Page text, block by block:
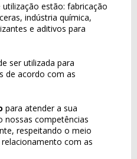
utilização estão: fabricação
indústria química,
e aditivos para
ser utilizada para
de acordo com as
para atender a sua
nossas competências
respeitando o meio
com as